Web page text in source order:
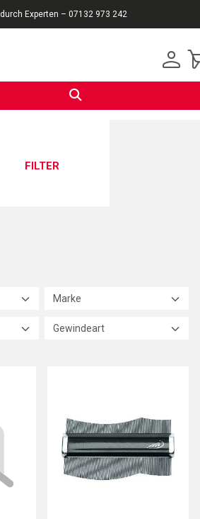
durch Experten – 07132 973 242
FILTER
Marke
Gewindeart